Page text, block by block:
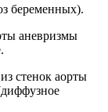
беременных).
аневризмы
стенок аорты